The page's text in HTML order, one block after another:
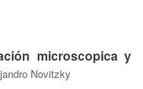
microscopica y
Novitzky